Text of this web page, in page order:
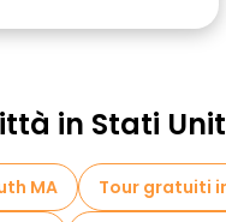
in Stati
MA Tour gratuiti